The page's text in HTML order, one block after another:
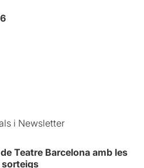
i Newsletter
Teatre Barcelona amb les